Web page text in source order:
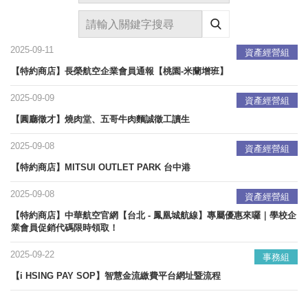
資產經營組
2025-09-11
【特約商店】長榮航空企業會員通報【桃園-米蘭增班】
資產經營組
2025-09-09
【圓廳徵才】燒肉堂、五哥牛肉麵誠徵工讀生
資產經營組
2025-09-08
【特約商店】MITSUI OUTLET PARK 台中港
資產經營組
2025-09-08
【特約商店】中華航空官網【台北 - 鳳凰城航線】專屬優惠來囉｜學校企
業會員促銷代碼限時領取！
事務組
2025-09-22
【i HSING PAY SOP】智慧金流繳費平台網址暨流程